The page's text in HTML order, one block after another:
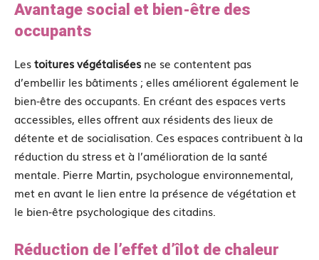
Avantage social et bien-être des
occupants
Lestoitures végétalisées ne se contentent pas
d’embellir les bâtiments ; elles améliorent également le
bien-être des occupants. En créant des espaces verts
accessibles, elles offrent aux résidents des lieux de
détente et de socialisation. Ces espaces contribuent à la
réduction du stress et à l’amélioration de la santé
mentale. Pierre Martin, psychologue environnemental,
met en avant le lien entre la présence de végétation et
le bien-être psychologique des citadins.
Réduction de l’effet d’îlot de chaleur